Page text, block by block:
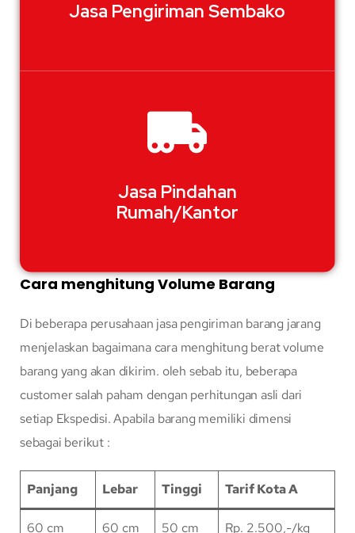
Jasa Pengiriman Sembako
Jasa Pindahan
Rumah/Kantor
Cara menghitung Volume Barang
Di beberapa perusahaan jasa pengiriman barang jarang
menjelaskan bagaimana cara menghitung berat volume
barang yang akan dikirim. oleh sebab itu, beberapa
customer salah paham dengan perhitungan asli dari
setiap Ekspedisi. Apabila barang memiliki dimensi
sebagai berikut :
Panjang Lebar Tinggi Tarif Kota A
60 cm 60 cm 50 cm Rp. 2.500,-/kg